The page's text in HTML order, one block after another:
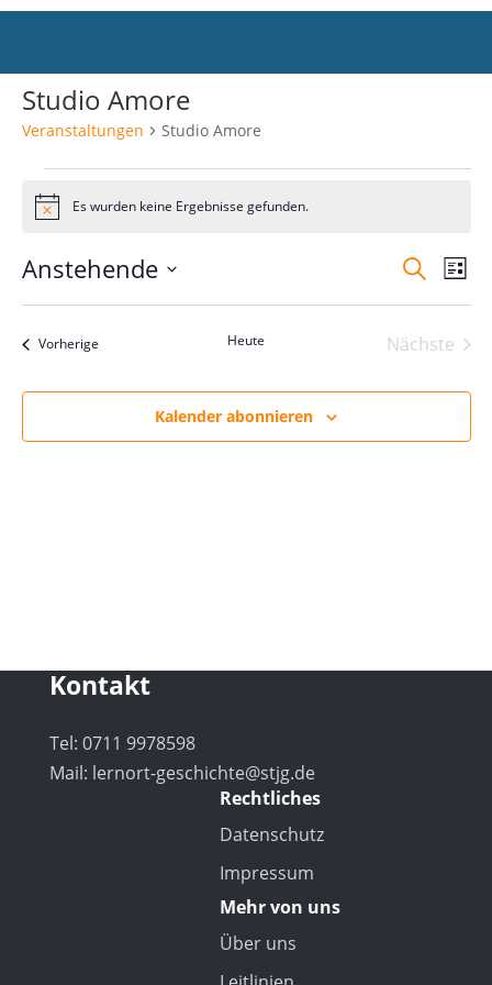
Studio Amore
Veranstaltungen Studio Amore
HinweisEs wurden keine Ergebnisse gefunden.
Suche
SucheListe
Anstehende
Datum
VorherigeVeranstaltungen Heute
Nächste
Kalender abonnieren
Kontakt
Tel: 0711 9978598
Mail: lernort-geschichte@stjg.de
Rechtliches
Datenschutz
Impressum
Mehr von uns
Über uns